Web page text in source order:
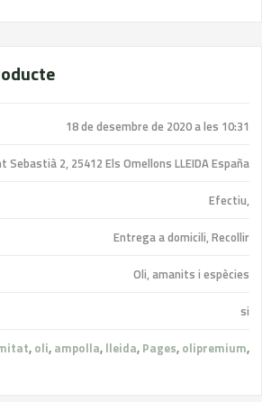
18 de desembre de 2020 a les 10:31
Sebastià 2, 25412 Els Omellons LLEIDA España
Efectiu,
Entrega a domicili, Recollir
Oli, amanits i espècies
si
, oli, ampolla, lleida, Pages, olipremium,